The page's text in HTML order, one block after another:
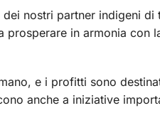
nostri partner indigeni
in armonia con
e i profitti sono
anche a iniziative